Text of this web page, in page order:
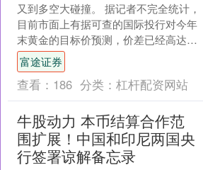
又到多空大碰撞。 据记者不完全统计，
目前市面上有据可查的国际投行对今年
末黄金的目标价预测，价差已经高达整
整每盎司一千美元了。 多空大博弈，黄
金价差上千美元 今日....
富途证券
查看： 186 分类： 杠杆配资网站
牛股动力 本币结算合作范
围扩展！中国和印尼两国央
行签署谅解备忘录